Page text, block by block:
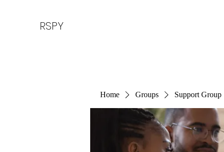
RSPY
Home Groups Support Group